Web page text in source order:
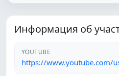
Информация об
YOUTUBE
https://www.youtube.com/